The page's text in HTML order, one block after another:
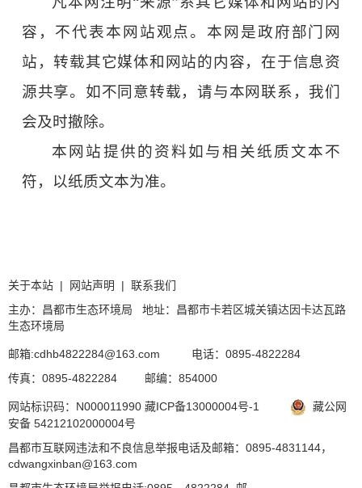
容，不代表本网站观点。本网是政府部门网
站，转载其它媒体和网站的内容，在于信息资
源共享。如不同意转载，请与本网联系，我们
会及时撤除。
本网站提供的资料如与相关纸质文本不
符，以纸质文本为准。
关于本站 | 网站声明 | 联系我们
主办：昌都市生态环境局 地址：昌都市卡若区城关镇达因卡达瓦路
生态环境局
邮箱:cdhb4822284@163.com
电话：0895-4822284
传真：0895-4822284
邮编：854000
网站标识码：N000011990 藏ICP备13000004号-1
藏公网
安备 54212102000004号
昌都市互联网违法和不良信息举报电话及邮箱：0895-4831144，
cdwangxinban@163.com